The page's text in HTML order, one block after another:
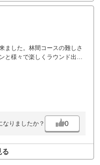
ました。林間コースの難しさ
と様々で楽しくラウンド出来
◎だと思います。
なりましたか？ 0
る